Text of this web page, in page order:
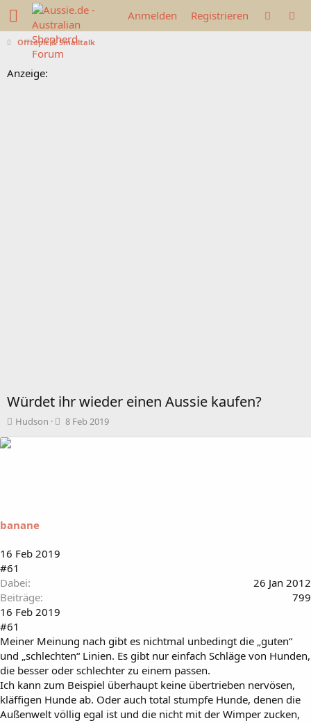
Anmelden Registrieren
Offtopic & Smalltalk
Anzeige:
Würdet ihr wieder einen Aussie kaufen?
T
r
e
r
Hudson
B
8 Feb 2019
banane
16 Feb 2019
#61
Dabei
26 Jan 2012
Beiträge
799
16 Feb 2019
#61
Meiner Meinung nach gibt es nichtmal unbedingt die „guten“
und „schlechten“ Linien. Es gibt nur einfach Schläge von Hunden,
die besser oder schlechter zu einem passen.
Ich kann zum Beispiel überhaupt keine übertrieben nervösen,
kläffigen Hunde ab. Oder auch total stumpfe Hunde, denen die
Außenwelt völlig egal ist und die nicht mit der Wimper zucken,